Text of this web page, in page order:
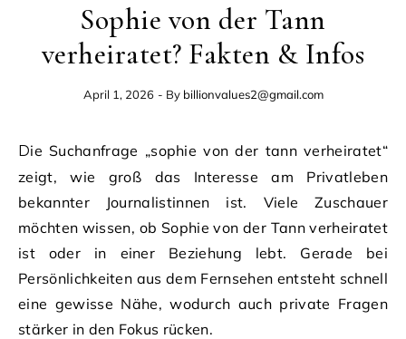
Sophie von der Tann
verheiratet? Fakten & Infos
April 1, 2026 - By billionvalues2@gmail.com
Die Suchanfrage „sophie von der tann verheiratet“
zeigt, wie groß das Interesse am Privatleben
bekannter Journalistinnen ist. Viele Zuschauer
möchten wissen, ob Sophie von der Tann verheiratet
ist oder in einer Beziehung lebt. Gerade bei
Persönlichkeiten aus dem Fernsehen entsteht schnell
eine gewisse Nähe, wodurch auch private Fragen
stärker in den Fokus rücken.